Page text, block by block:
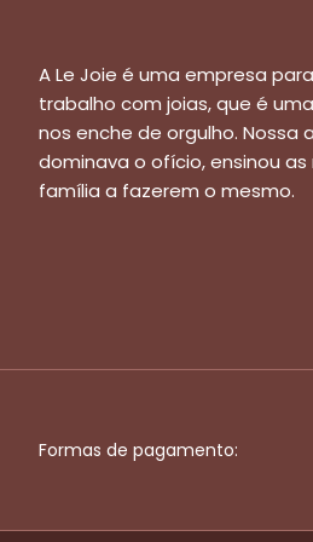
A Le Joie é uma empresa
trabalho com joias, que é
nos enche de orgulho. Nossa
dominava o ofício, ensinou as
família a fazerem o mesmo.
Formas de pagamento: